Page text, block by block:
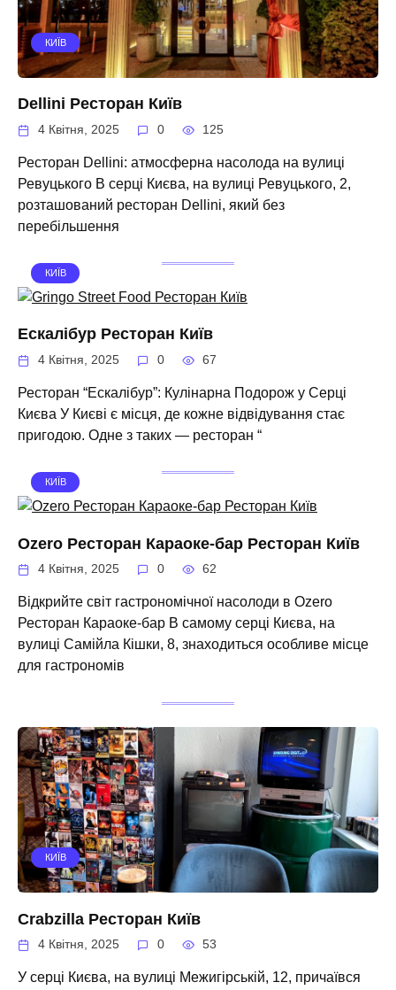
КИЇВ
Dellini Ресторан Київ
4 Квітня, 2025 0 125
Ресторан Dellini: атмосферна насолода на вулиці
Ревуцького В серці Києва, на вулиці Ревуцького, 2,
розташований ресторан Dellini, який без
перебільшення
КИЇВ
Ескалібур Ресторан Київ
4 Квітня, 2025 0 67
Ресторан “Ескалібур”: Кулінарна Подорож у Серці
Києва У Києві є місця, де кожне відвідування стає
пригодою. Одне з таких — ресторан “
КИЇВ
Ozero Ресторан Караоке-бар Ресторан Київ
4 Квітня, 2025 0 62
Відкрийте світ гастрономічної насолоди в Ozero
Ресторан Караоке-бар В самому серці Києва, на
вулиці Самійла Кішки, 8, знаходиться особливе місце
для гастрономів
КИЇВ
Crabzilla Ресторан Київ
4 Квітня, 2025 0 53
У серці Києва, на вулиці Межигірській, 12, причаївся